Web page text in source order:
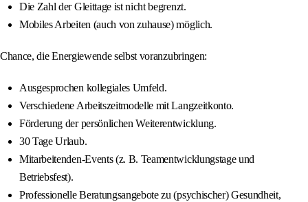
Die Zahl der Gleittage ist nicht begrenzt.
Mobiles Arbeiten (auch von zuhause) möglich.
Chance, die Energiewende selbst voranzubringen:
Ausgesprochen kollegiales Umfeld.
Verschiedene Arbeitszeitmodelle mit Langzeitkonto.
Förderung der persönlichen Weiterentwicklung.
30 Tage Urlaub.
Mitarbeitenden-Events (z. B. Teamentwicklungstage und
Betriebsfest).
Professionelle Beratungsangebote zu (psychischer) Gesundheit,